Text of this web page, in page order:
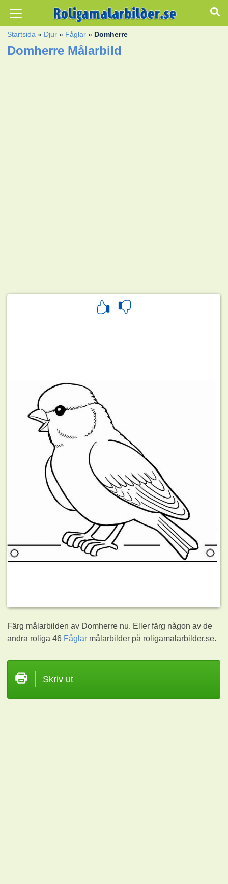
Startsida » Djur » Fåglar » Domherre
Domherre Målarbild
Färg målarbilden av Domherre nu. Eller färg någon av de
andra roliga 46 Fåglar målarbilder på roligamalarbilder.se.
Skriv ut